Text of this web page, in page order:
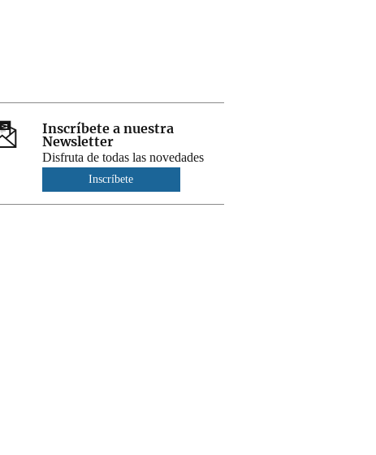
Inscríbete a nuestra
Newsletter
Disfruta de todas las novedades
Inscríbete